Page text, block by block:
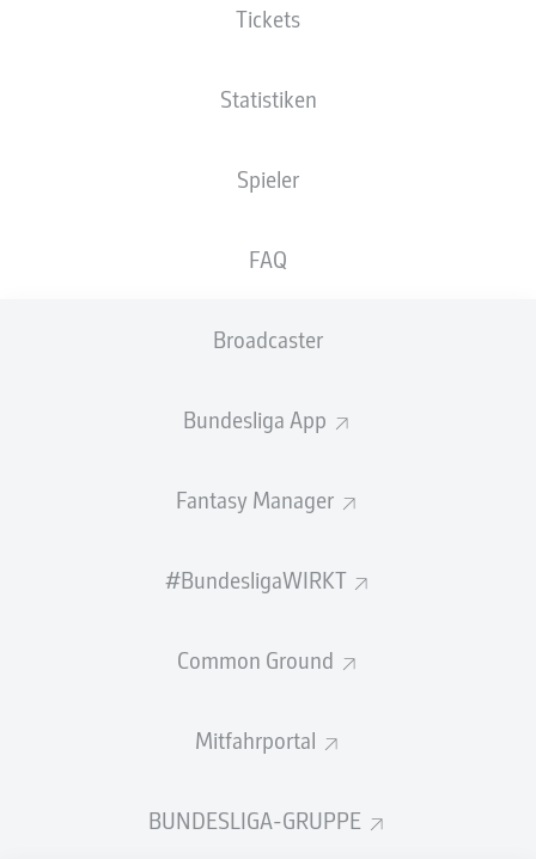
Tickets
Statistiken
Spieler
FAQ
Broadcaster
Bundesliga App
Fantasy Manager
#BundesligaWIRKT
Common Ground
Mitfahrportal
BUNDESLIGA-GRUPPE
Anzeige
VfL Bochum 1848 am 12. Spieltag der Saison 2026/27.